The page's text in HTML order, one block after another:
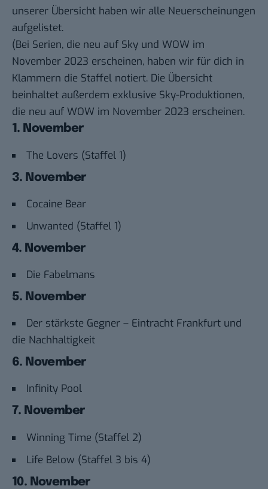
unserer Übersicht haben wir alle Neuerscheinungen
aufgelistet.
(Bei Serien, die neu auf Sky und WOW im
November 2023 erscheinen, haben wir für dich in
Klammern die Staffel notiert. Die Übersicht
beinhaltet außerdem exklusive Sky-Produktionen,
die neu auf WOW im November 2023 erscheinen.
1. November
The Lovers (Staffel 1)
3. November
Cocaine Bear
Unwanted (Staffel 1)
4. November
Die Fabelmans
5. November
Der stärkste Gegner – Eintracht Frankfurt und
die Nachhaltigkeit
6. November
Infinity Pool
7. November
Winning Time (Staffel 2)
Life Below (Staffel 3 bis 4)
10. November